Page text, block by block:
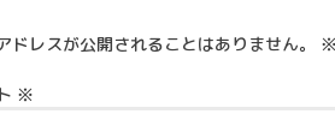
ドレスが公開されることはありません。
※